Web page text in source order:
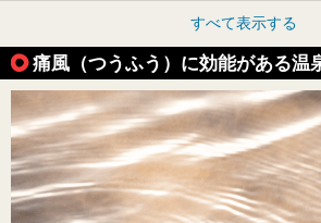
すべて表示する
痛風（つうふう）に効能がある温